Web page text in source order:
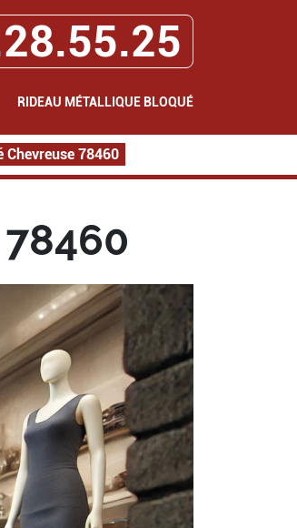
RIDEAU MÉTALLIQUE BLOQUÉ
Chevreuse 78460